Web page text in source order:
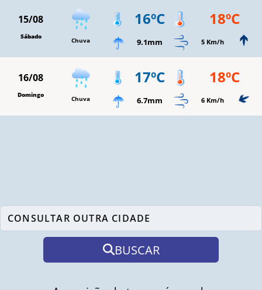
15/08
Sábado Chuva
16ºC 18ºC
9.1mm 5 Km/h
16/08
Domingo Chuva
17ºC 18ºC
6.7mm 6 Km/h
BUSCAR